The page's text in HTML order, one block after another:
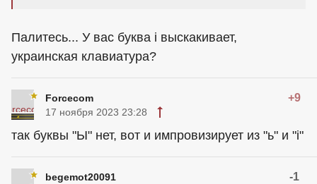
Палитесь... У вас буква i выскакивает,
украинская клавиатура?
Forcecom +9
17 ноября 2023 23:28
так буквы "Ы" нет, вот и импровизирует из "ь" и "i"
begemot20091 -1